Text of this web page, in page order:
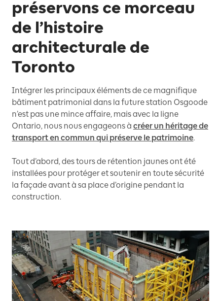
préservons ce morceau
de l’histoire
architecturale de
Toronto
Intégrer les principaux éléments de ce magnifique
bâtiment patrimonial dans la future station Osgoode
n’est pas une mince affaire, mais avec la ligne
Ontario, nous nous engageons à créer un héritage de
transport en commun qui préserve le patrimoine.
Tout d’abord, des tours de rétention jaunes ont été
installées pour protéger et soutenir en toute sécurité
la façade avant à sa place d’origine pendant la
construction.